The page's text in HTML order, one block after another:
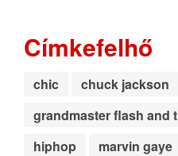
Címkefelhő
chic
chuck jackson
grandmaster flash and
hiphop
marvin gaye